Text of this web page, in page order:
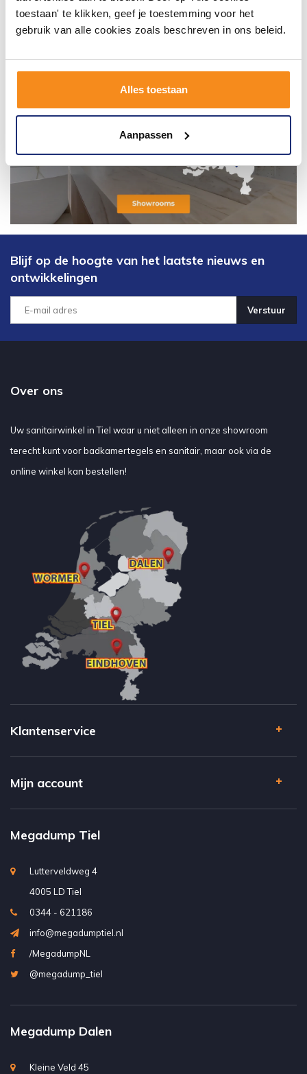
toestaan' te klikken, geef je toestemming voor het
gebruik van alle cookies zoals beschreven in ons beleid.
Alles toestaan
Aanpassen
Blijf op de hoogte van het laatste nieuws en
ontwikkelingen
Verstuur
Over ons
Uw sanitairwinkel in Tiel waar u niet alleen in onze showroom
terecht kunt voor badkamertegels en sanitair, maar ook via de
online winkel kan bestellen!
Klantenservice
Mijn account
Megadump Tiel
Lutterveldweg 4
4005 LD Tiel
0344 - 621186
info@megadumptiel.nl
/MegadumpNL
@megadump_tiel
Megadump Dalen
Kleine Veld 45